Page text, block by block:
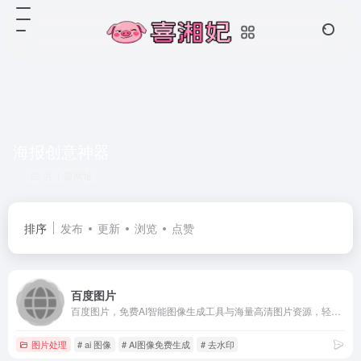
排序 发布 更新 浏览 点赞
百度图片
图片处理 # ai 图像 # AI图像免费生成 # 去水印